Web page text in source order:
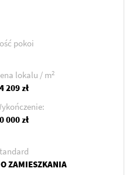
pokoi
lokalu / m2
209 zł
000 zł
ZAMIESZKANIA